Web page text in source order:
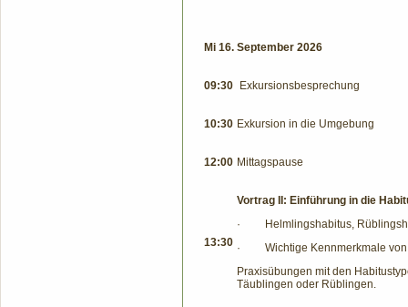
Mi 16. September 2026
09:30 Exkursionsbesprechung
10:30 Exkursion in die Umgebung
12:00 Mittagspause
13:30
Vortrag II: Einführung in die
· Helmlingshabitus,
· Wichtige Kennmerkmale
Praxisübungen mit den
Täublingen oder Rüblingen.